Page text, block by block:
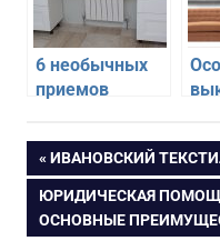
6 необычных
приемов
широкого
подоконника
Навигация
по
ПРЕДЫДУЩАЯ
ЗАПИСЬ:
ИВАНОВСКИЙ
СЛЕДУЮЩАЯ
ЗАПИСЬ:
ЮРИДИЧЕСКАЯ
ОСНОВНЫЕ